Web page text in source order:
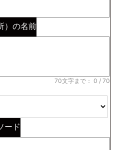
）の名前
70文字まで： 0 / 70
ード